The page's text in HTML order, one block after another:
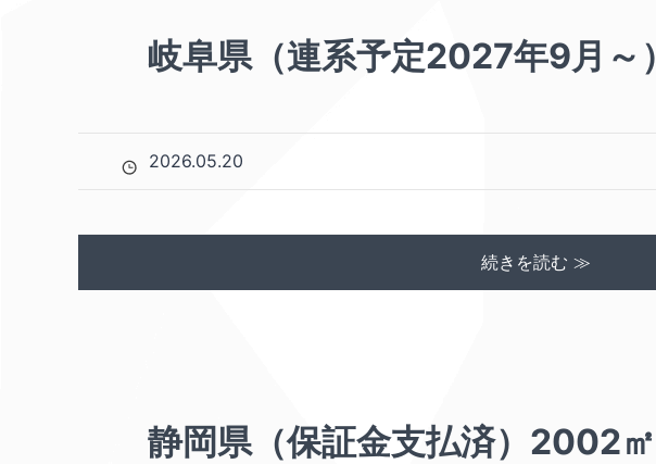
岐阜県（連系予定2027年9月～）
2026.05.20
続きを読む ≫
静岡県（保証金支払済）2002㎡